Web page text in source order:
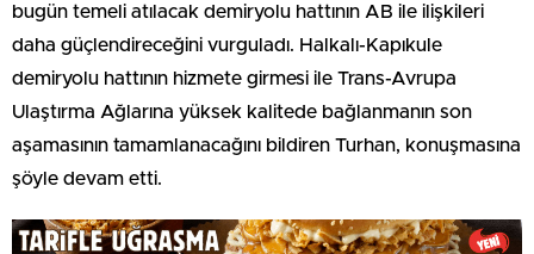
bugün temeli atılacak demiryolu hattının AB ile ilişkileri
daha güçlendireceğini vurguladı. Halkalı-Kapıkule
demiryolu hattının hizmete girmesi ile Trans-Avrupa
Ulaştırma Ağlarına yüksek kalitede bağlanmanın son
aşamasının tamamlanacağını bildiren Turhan, konuşmasına
şöyle devam etti.